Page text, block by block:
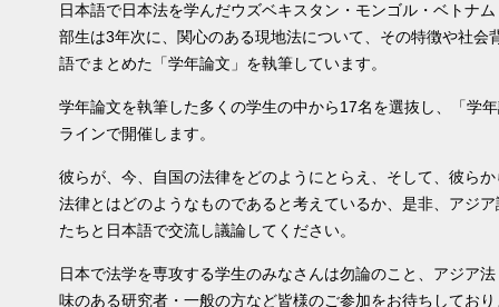
日本語で日本法を学んだウズベキスタン・モンゴル・ベトナ
部生は3年次に、関心のある現地法について、その特徴や社会
語でまとめた「学年論文」を執筆しています。
学年論文を執筆した多くの学生の中から17名を選抜し、「学
ラインで開催します。
彼らが、今、自国の法律をどのようにとらえ、そして、彼ら
法律とはどのようなものであると考えているか、是非、アジ
たちと日本語で交流し議論してください。
日本で法学を専攻する学生のみなさんは勿論のこと、アジア
味のある研究者・一般の方など皆様のご参加をお待ちしてお